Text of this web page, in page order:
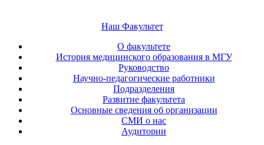
Наш Факультет
О факультете
История медицинского образования в МГУ
Руководство
Научно-педагогические работники
Подразделения
Развитие факультета
Основные сведения об организации
СМИ о нас
Аудитории